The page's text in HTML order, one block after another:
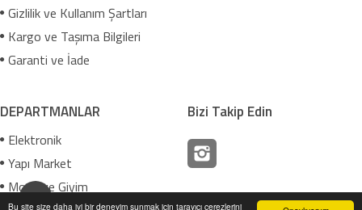
Bu site size daha iyi bir deneyim sunmak için tarayıcı çerezlerini
Gizlilik ve Kullanım Şartları
Kargo ve Taşıma Bilgileri
Garanti ve İade
DEPARTMANLAR
Elektronik
Yapı Market
Moda ve Giyim
Bizi Takip Edin